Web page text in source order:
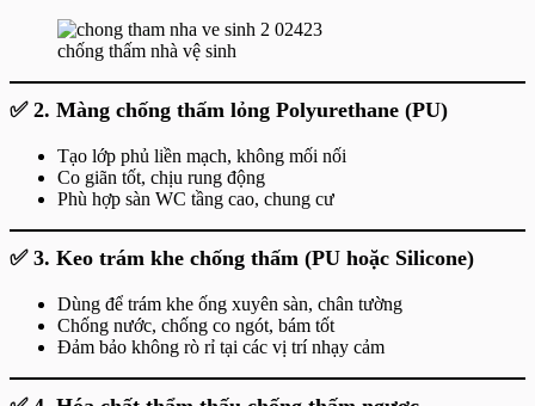
chống thấm nhà vệ sinh
✅ 2. Màng chống thấm lỏng Polyurethane (PU)
Tạo lớp phủ liền mạch, không mối nối
Co giãn tốt, chịu rung động
Phù hợp sàn WC tầng cao, chung cư
✅ 3. Keo trám khe chống thấm (PU hoặc Silicone)
Dùng để trám khe ống xuyên sàn, chân tường
Chống nước, chống co ngót, bám tốt
Đảm bảo không rò rỉ tại các vị trí nhạy cảm